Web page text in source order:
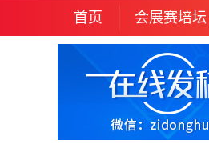
首页 会展赛培坛